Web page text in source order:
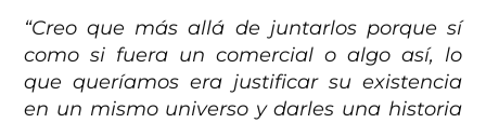
“Creo que más allá de juntarlos porque sí
como si fuera un comercial o algo así, lo
que queríamos era justificar su existencia
en un mismo universo y darles una historia